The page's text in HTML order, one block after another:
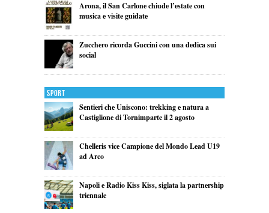
Arona, il San Carlone chiude l’estate con
musica e visite guidate
Zucchero ricorda Guccini con una dedica sui
social
Sport
Sentieri che Uniscono: trekking e natura a
Castiglione di Tornimparte il 2 agosto
Chelleris vice Campione del Mondo Lead U19
ad Arco
Napoli e Radio Kiss Kiss, siglata la partnership
triennale